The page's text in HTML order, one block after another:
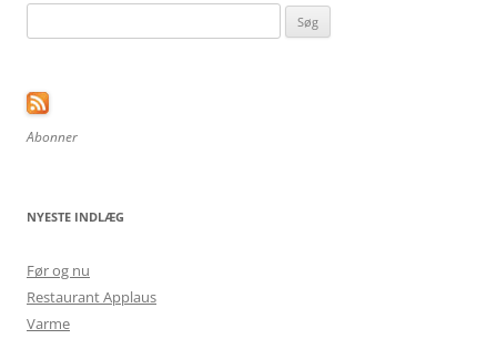
efter:
Abonner
NYESTE INDLÆG
Før og nu
Restaurant Applaus
Varme